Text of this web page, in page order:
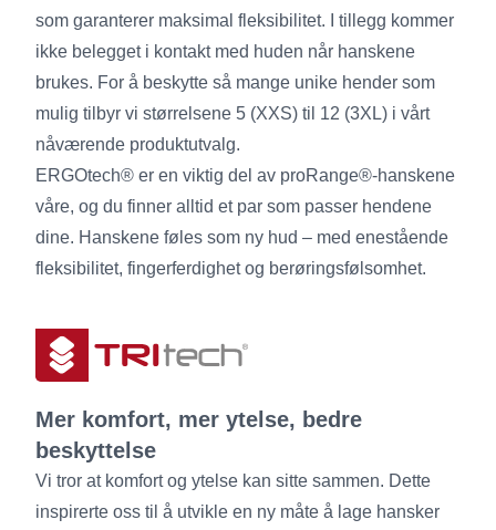
som garanterer maksimal fleksibilitet. I tillegg kommer
ikke belegget i kontakt med huden når hanskene
brukes. For å beskytte så mange unike hender som
mulig tilbyr vi størrelsene 5 (XXS) til 12 (3XL) i vårt
nåværende produktutvalg.
ERGOtech® er en viktig del av proRange®-hanskene
våre, og du finner alltid et par som passer hendene
dine. Hanskene føles som ny hud – med enestående
fleksibilitet, fingerferdighet og berøringsfølsomhet.
Mer komfort, mer ytelse, bedre
beskyttelse
Vi tror at komfort og ytelse kan sitte sammen. Dette
inspirerte oss til å utvikle en ny måte å lage hansker